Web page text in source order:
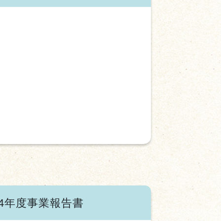
年度事業報告書